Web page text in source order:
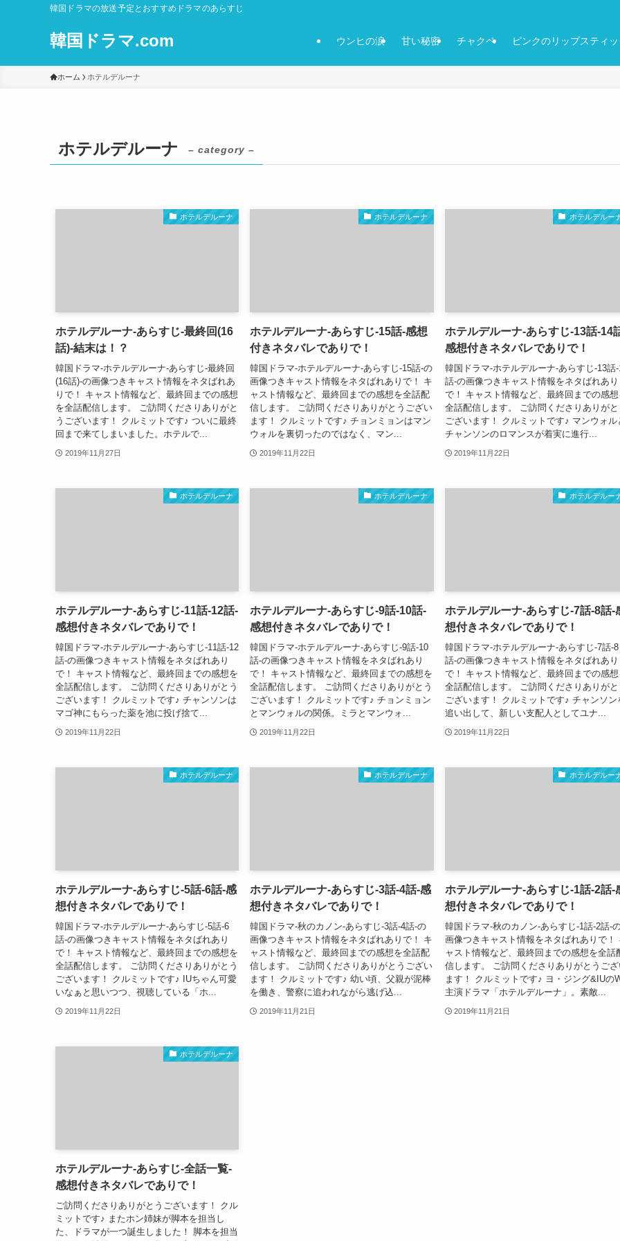
韓国ドラマの放送予定とおすすめドラマのあらすじ
韓国ドラマ.com ウンヒの涙 甘い秘密 チャクペ ピンクのリップスティ
ホーム ホテルデルーナ
ホテルデルーナ – category –
ホテルデルーナ
ホテルデルーナ-あらすじ-最終回(16
話)-結末は！？
韓国ドラマ-ホテルデルーナ-あらすじ-最終回
(16話)-の画像つきキャスト情報をネタばれあ
りで！ キャスト情報など、最終回までの感想
を全話配信します。 ご訪問くださりありがと
うございます！ クルミットです♪ ついに最終
回まで来てしまいました。ホテルで...
2019年11月27日
ホテルデルーナ
ホテルデルーナ-あらすじ-15話-感想
付きネタバレでありで！
韓国ドラマ-ホテルデルーナ-あらすじ-15話-の
画像つきキャスト情報をネタばれありで！ キ
ャスト情報など、最終回までの感想を全話配
信します。 ご訪問くださりありがとうござい
ます！ クルミットです♪ チョンミョンはマン
ウォルを裏切ったのではなく、マン...
2019年11月22日
ホテルデルー
ホテルデルーナ-あらすじ-13話-14
感想付きネタバレでありで！
韓国ドラマ-ホテルデルーナ-あらすじ-13話-
話-の画像つきキャスト情報をネタばれあり
で！ キャスト情報など、最終回までの感想
全話配信します。 ご訪問くださりありがと
ございます！ クルミットです♪ マンウォル
チャンソンのロマンスが着実に進行...
2019年11月22日
ホテルデルーナ
ホテルデルーナ-あらすじ-11話-12話-
感想付きネタバレでありで！
韓国ドラマ-ホテルデルーナ-あらすじ-11話-12
話-の画像つきキャスト情報をネタばれあり
で！ キャスト情報など、最終回までの感想を
全話配信します。 ご訪問くださりありがとう
ございます！ クルミットです♪ チャンソンは
マゴ神にもらった薬を池に投げ捨て...
2019年11月22日
ホテルデルーナ
ホテルデルーナ-あらすじ-9話-10話-
感想付きネタバレでありで！
韓国ドラマ-ホテルデルーナ-あらすじ-9話-10
話-の画像つきキャスト情報をネタばれあり
で！ キャスト情報など、最終回までの感想を
全話配信します。 ご訪問くださりありがとう
ございます！ クルミットです♪ チョンミョン
とマンウォルの関係。ミラとマンウォ...
2019年11月22日
ホテルデルー
ホテルデルーナ-あらすじ-7話-8話-
想付きネタバレでありで！
韓国ドラマ-ホテルデルーナ-あらすじ-7話-8
話-の画像つきキャスト情報をネタばれあり
で！ キャスト情報など、最終回までの感想
全話配信します。 ご訪問くださりありがと
ございます！ クルミットです♪ チャンソン
追い出して、新しい支配人としてユナ...
2019年11月22日
ホテルデルーナ
ホテルデルーナ-あらすじ-5話-6話-感
想付きネタバレでありで！
韓国ドラマ-ホテルデルーナ-あらすじ-5話-6
話-の画像つきキャスト情報をネタばれあり
で！ キャスト情報など、最終回までの感想を
全話配信します。 ご訪問くださりありがとう
ございます！ クルミットです♪ IUちゃん可愛
いなぁと思いつつ、視聴している「ホ...
2019年11月22日
ホテルデルーナ
ホテルデルーナ-あらすじ-3話-4話-感
想付きネタバレでありで！
韓国ドラマ-秋のカノン-あらすじ-3話-4話-の
画像つきキャスト情報をネタばれありで！ キ
ャスト情報など、最終回までの感想を全話配
信します。 ご訪問くださりありがとうござい
ます！ クルミットです♪ 幼い頃、父親が泥棒
を働き、警察に追われながら逃げ込...
2019年11月21日
ホテルデルー
ホテルデルーナ-あらすじ-1話-2話-
想付きネタバレでありで！
韓国ドラマ-秋のカノン-あらすじ-1話-2話-
画像つきキャスト情報をネタばれありで！
ャスト情報など、最終回までの感想を全話
信します。 ご訪問くださりありがとうござ
ます！ クルミットです♪ ヨ・ジング&IUの
主演ドラマ「ホテルデルーナ」。素敵...
2019年11月21日
ホテルデルーナ
ホテルデルーナ-あらすじ-全話一覧-
感想付きネタバレでありで！
ご訪問くださりありがとうございます！ クル
ミットです♪ またホン姉妹が脚本を担当し
た、ドラマが一つ誕生しました！ 脚本を担当